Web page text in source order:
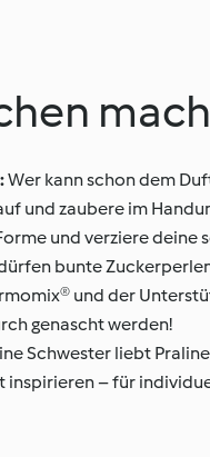
Wer kann schon dem
und zaubere im
und verziere deine
bunte
und der
genascht werden!
Schwester liebt
– für